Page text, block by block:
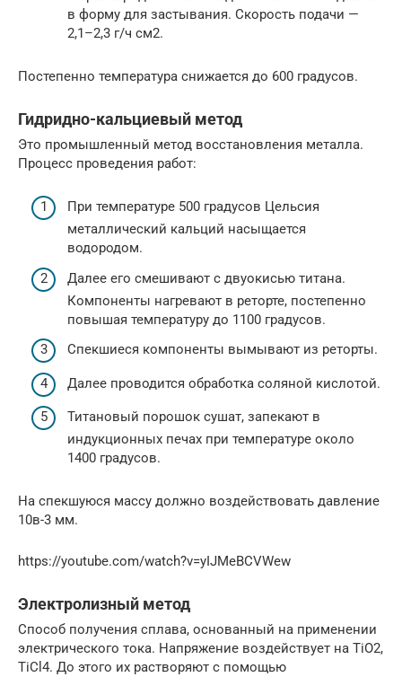
в форму для застывания. Скорость подачи —
2,1–2,3 г/ч см2.
Постепенно температура снижается до 600 градусов.
Гидридно-кальциевый метод
Это промышленный метод восстановления металла.
Процесс проведения работ:
При температуре 500 градусов Цельсия
металлический кальций насыщается
водородом.
Далее его смешивают с двуокисью титана.
Компоненты нагревают в реторте, постепенно
повышая температуру до 1100 градусов.
Спекшиеся компоненты вымывают из реторты.
Далее проводится обработка соляной кислотой.
Титановый порошок сушат, запекают в
индукционных печах при температуре около
1400 градусов.
На спекшуюся массу должно воздействовать давление
10в-3 мм.
https://youtube.com/watch?v=yIJMeBCVWew
Электролизный метод
Способ получения сплава, основанный на применении
электрического тока. Напряжение воздействует на ТiO2,
ТiСl4. До этого их растворяют с помощью